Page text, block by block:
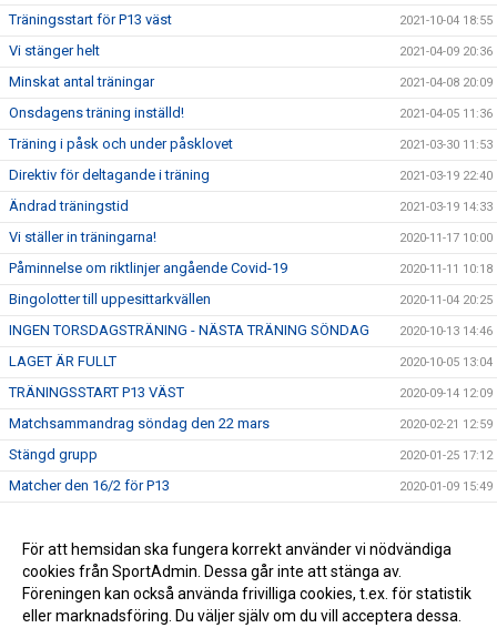
Träningsstart för P13 väst 2021-10-04 18:55
Vi stänger helt 2021-04-09 20:36
Minskat antal träningar 2021-04-08 20:09
Onsdagens träning inställd! 2021-04-05 11:36
Träning i påsk och under påsklovet 2021-03-30 11:53
Direktiv för deltagande i träning 2021-03-19 22:40
Ändrad träningstid 2021-03-19 14:33
Vi ställer in träningarna! 2020-11-17 10:00
Påminnelse om riktlinjer angående Covid-19 2020-11-11 10:18
Bingolotter till uppesittarkvällen 2020-11-04 20:25
INGEN TORSDAGSTRÄNING - NÄSTA TRÄNING SÖNDAG 2020-10-13 14:46
LAGET ÄR FULLT 2020-10-05 13:04
TRÄNINGSSTART P13 VÄST 2020-09-14 12:09
Matchsammandrag söndag den 22 mars 2020-02-21 12:59
Stängd grupp 2020-01-25 17:12
Matcher den 16/2 för P13 2020-01-09 15:49
Träningsstart pojkar födda 2013 2019-09-24 12:39
P13 2019-09-09 13:34
För att hemsidan ska fungera korrekt använder vi nödvändiga
cookies från SportAdmin. Dessa går inte att stänga av.
Föreningen kan också använda frivilliga cookies, t.ex. för statistik
eller marknadsföring. Du väljer själv om du vill acceptera dessa.